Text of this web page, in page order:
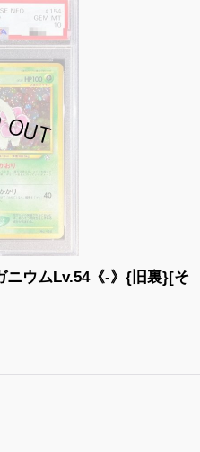
ニウムLv.54《-》{旧裏}[そ